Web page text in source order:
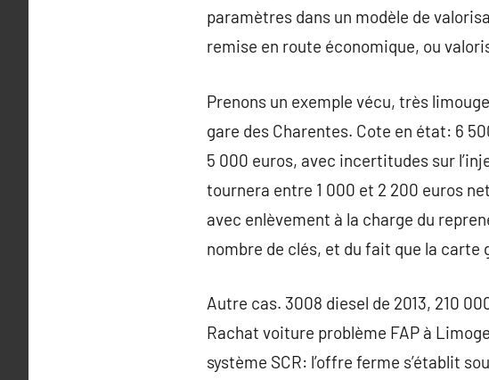
paramètres dans un modèle de
remise en route économique, ou
Prenons un exemple vécu, très
gare des Charentes. Cote en état: 6
5 000 euros, avec incertitudes sur
tournera entre 1 000 et 2 200 euros
avec enlèvement à la charge du
nombre de clés, et du fait que la carte
Autre cas. 3008 diesel de 2013, 210
Rachat voiture problème FAP à
système SCR: l’offre ferme s’établit